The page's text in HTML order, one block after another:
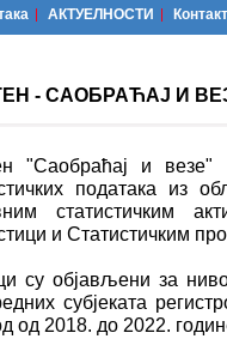
АКТУЕЛНОСТИ Контакт
- САОБРАЋАЈ И
"Саобраћај и везе"
података из
статистичким
и Статистичким
су објављени за
субјеката
од 2018. до 2022.